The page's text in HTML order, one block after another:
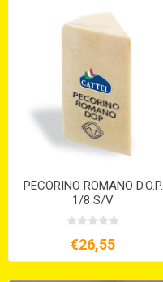
PECORINO ROMANO D.O.P.
1/8 S/V
€26,55